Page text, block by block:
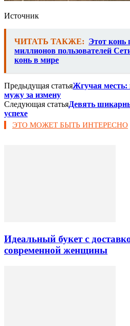
Источник
ЧИТАТЬ ТАКЖЕ: Этот конь
миллионов пользователей
конь в мире
Предыдущая статьяЖгучая месть:
мужу за измену
Следующая статьяДевять
успехе
ЭТО МОЖЕТ БЫТЬ ИНТЕРЕСНО
Идеальный букет с
современной женщины